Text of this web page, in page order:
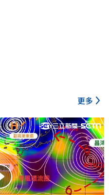
更多